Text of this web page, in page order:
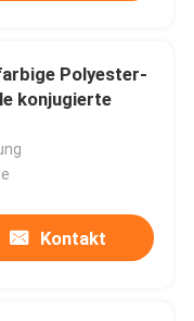
Polyester-
konjugierte
Kontakt